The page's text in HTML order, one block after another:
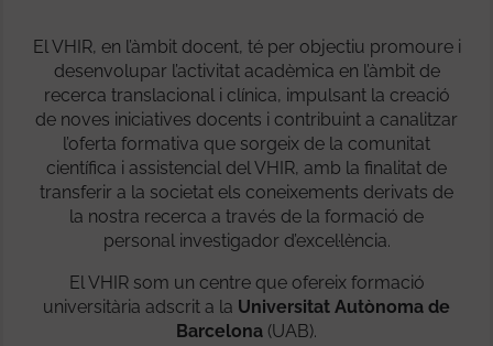
El VHIR, en l’àmbit docent, té per objectiu promoure i
desenvolupar l’activitat acadèmica en l’àmbit de
recerca translacional i clínica, impulsant la creació
de noves iniciatives docents i contribuint a canalitzar
l’oferta formativa que sorgeix de la comunitat
científica i assistencial del VHIR, amb la finalitat de
transferir a la societat els coneixements derivats de
la nostra recerca a través de la formació de
personal investigador d’excel·lència.
El VHIR som un centre que ofereix formació
universitària adscrit a la Universitat Autònoma de
Barcelona (UAB).